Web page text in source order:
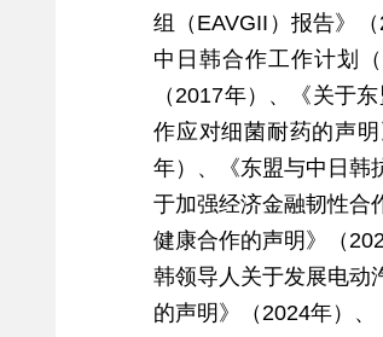
组（EAVGII）报告》
中日韩合作工作计划
（2017年）、《关于
作应对细菌耐药的声
年）、《东盟与中日韩
于加强经济金融韧性合
健康合作的声明》（
韩领导人关于发展电动
的声明》（2024年）、